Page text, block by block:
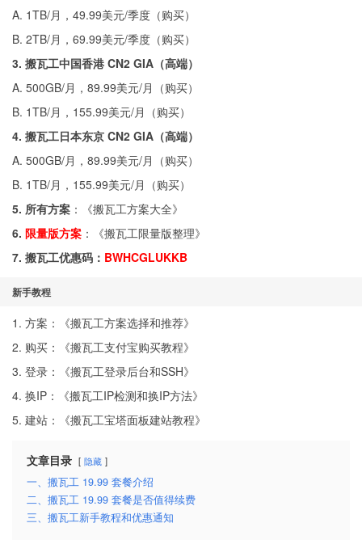
A. 1TB/月，49.99美元/季度（购买）
B. 2TB/月，69.99美元/季度（购买）
3. 搬瓦工中国香港 CN2 GIA（高端）
A. 500GB/月，89.99美元/月（购买）
B. 1TB/月，155.99美元/月（购买）
4. 搬瓦工日本东京 CN2 GIA（高端）
A. 500GB/月，89.99美元/月（购买）
B. 1TB/月，155.99美元/月（购买）
5. 所有方案 ：《搬瓦工方案大全》
6. 限量版方案 ：《搬瓦工限量版整理》
7. 搬瓦工优惠码： BWHCGLUKKB
新手教程
1. 方案：《搬瓦工方案选择和推荐》
2. 购买：《搬瓦工支付宝购买教程》
3. 登录：《搬瓦工登录后台和SSH》
4. 换IP：《搬瓦工IP检测和换IP方法》
5. 建站：《搬瓦工宝塔面板建站教程》
文章目录 隐藏
一、搬瓦工 19.99 套餐介绍
二、搬瓦工 19.99 套餐是否值得续费
三、搬瓦工新手教程和优惠通知